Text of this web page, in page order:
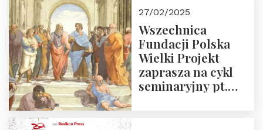
27/02/2025
Wszechnica
Fundacji Polska
Wielki Projekt
zaprasza na cykl
seminaryjny pt.